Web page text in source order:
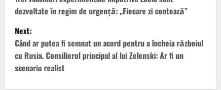
s
t
n
dezvoltate în regim de urgență: „Fiecare zi contează”
Next:
Când ar putea fi semnat un acord pentru a încheia războiul
cu Rusia. Consilierul principal al lui Zelenski: Ar fi un
scenariu realist